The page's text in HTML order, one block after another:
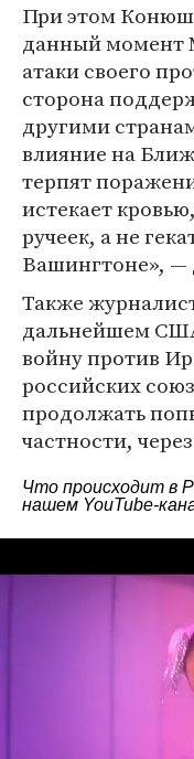
При этом
данный момент
атаки своего
сторона
другими
влияние на
терпят
истекает
ручеек, а не
Вашингтоне»,
Также
дальнейшем
войну против
российских
продолжать
частности,
Что происходит в
нашем YouTube-